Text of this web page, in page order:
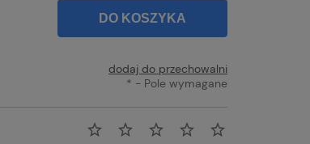
DO KOSZYKA
dodaj do przechowalni
* - Pole wymagane